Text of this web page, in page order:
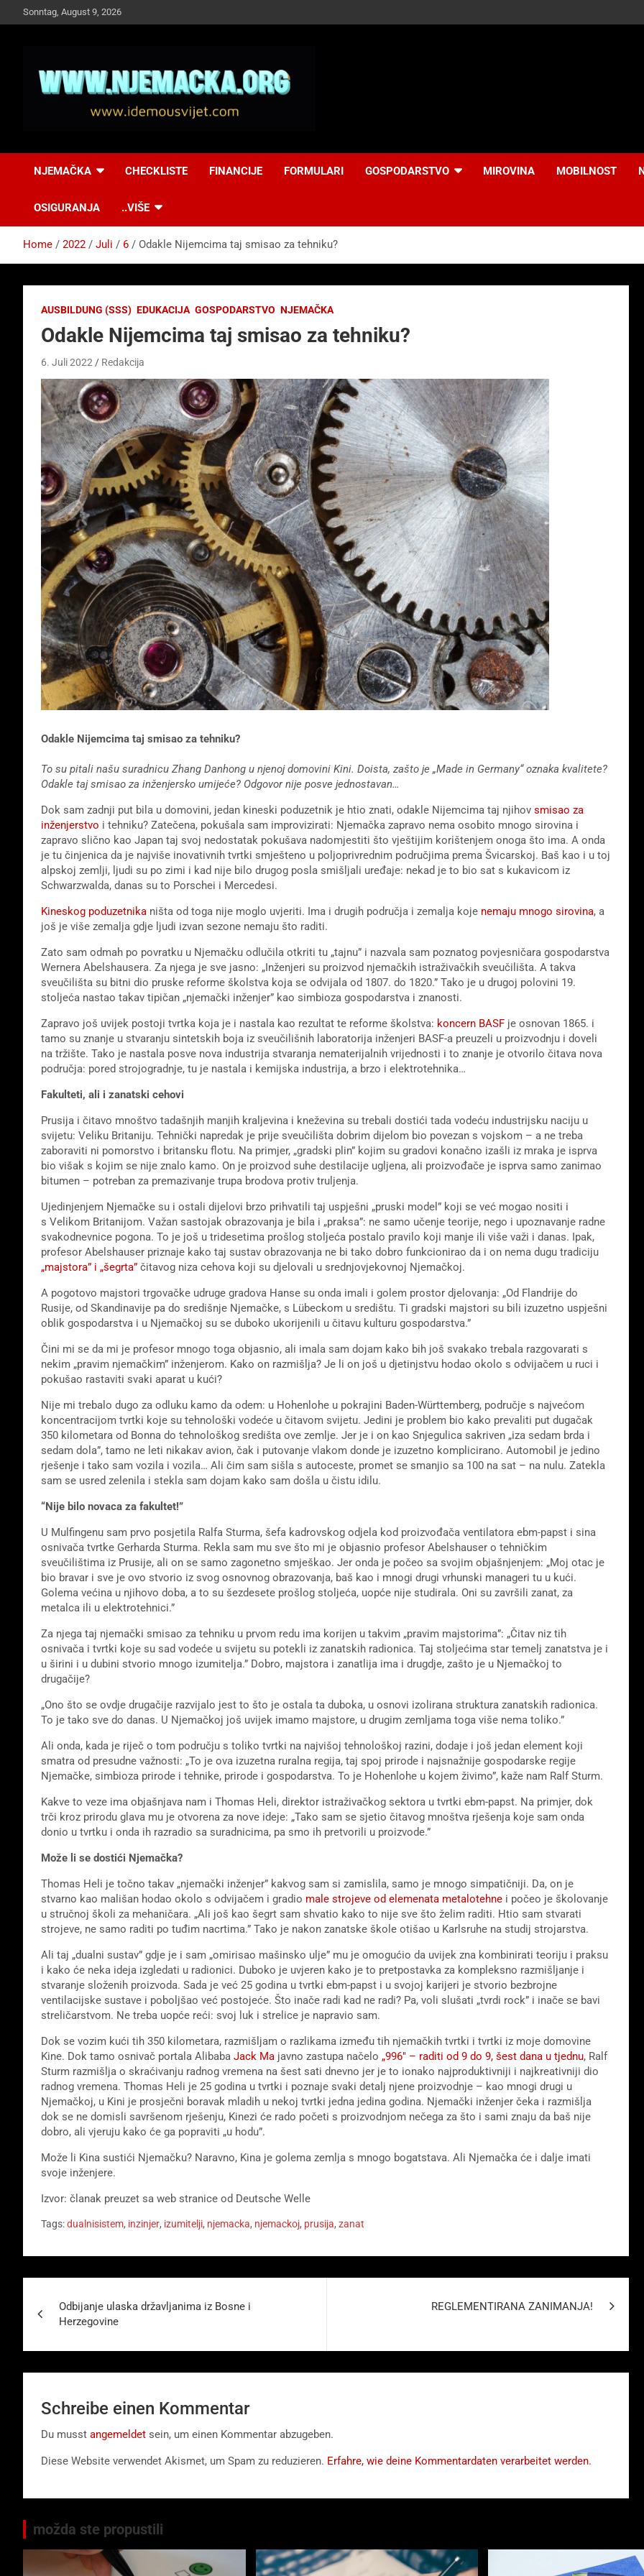
to
Sonntag, August 9, 2026
Idemo u Svijet-
NJEMAČKA CHECKLISTE FINANCIJE FORMULARI GOSPODARSTVO MIROVINA MOBILNOST
OSIGURANJA ..VIŠE
Home 2022 Juli 6 Odakle Nijemcima taj smisao za tehniku?
AUSBILDUNG (SSS) EDUKACIJA GOSPODARSTVO NJEMAČKA
Odakle Nijemcima taj smisao za tehniku?
6. Juli 2022 Redakcija
Odakle Nijemcima taj smisao za tehniku?
To su pitali našu suradnicu Zhang Danhong u njenoj domovini Kini. Doista, zašto je „Made in Germany“ oznaka kvalitete?
Odakle taj smisao za inženjersko umijeće? Odgovor nije posve jednostavan…
Dok sam zadnji put bila u domovini, jedan kineski poduzetnik je htio znati, odakle Nijemcima taj njihov smisao za
inženjerstvo i tehniku? Zatečena, pokušala sam improvizirati: Njemačka zapravo nema osobito mnogo sirovina i
zapravo slično kao Japan taj svoj nedostatak pokušava nadomjestiti što vještijim korištenjem onoga što ima. A onda
je tu činjenica da je najviše inovativnih tvrtki smješteno u poljoprivrednim područjima prema Švicarskoj. Baš kao i u toj
alpskoj zemlji, ljudi su po zimi i kad nije bilo drugog posla smišljali uređaje: nekad je to bio sat s kukavicom iz
Schwarzwalda, danas su to Porschei i Mercedesi.
Kineskog poduzetnika ništa od toga nije moglo uvjeriti. Ima i drugih područja i zemalja koje nemaju mnogo sirovina, a
još je više zemalja gdje ljudi izvan sezone nemaju što raditi.
Zato sam odmah po povratku u Njemačku odlučila otkriti tu „tajnu” i nazvala sam poznatog povjesničara gospodarstva
Wernera Abelshausera. Za njega je sve jasno: „Inženjeri su proizvod njemačkih istraživačkih sveučilišta. A takva
sveučilišta su bitni dio pruske reforme školstva koja se odvijala od 1807. do 1820.” Tako je u drugoj polovini 19.
stoljeća nastao takav tipičan „njemački inženjer” kao simbioza gospodarstva i znanosti.
Zapravo još uvijek postoji tvrtka koja je i nastala kao rezultat te reforme školstva: koncern BASF je osnovan 1865. i
tamo su znanje u stvaranju sintetskih boja iz sveučilišnih laboratorija inženjeri BASF-a preuzeli u proizvodnju i doveli
na tržište. Tako je nastala posve nova industrija stvaranja nematerijalnih vrijednosti i to znanje je otvorilo čitava nova
područja: pored strojogradnje, tu je nastala i kemijska industrija, a brzo i elektrotehnika…
Fakulteti, ali i zanatski cehovi
Prusija i čitavo mnoštvo tadašnjih manjih kraljevina i kneževina su trebali dostići tada vodeću industrijsku naciju u
svijetu: Veliku Britaniju. Tehnički napredak je prije sveučilišta dobrim dijelom bio povezan s vojskom – a ne treba
zaboraviti ni pomorstvo i britansku flotu. Na primjer, „gradski plin” kojim su gradovi konačno izašli iz mraka je isprva
bio višak s kojim se nije znalo kamo. On je proizvod suhe destilacije ugljena, ali proizvođače je isprva samo zanimao
bitumen – potreban za premazivanje trupa brodova protiv truljenja.
Ujedinjenjem Njemačke su i ostali dijelovi brzo prihvatili taj uspješni „pruski model” koji se već mogao nositi i
s Velikom Britanijom. Važan sastojak obrazovanja je bila i „praksa”: ne samo učenje teorije, nego i upoznavanje radne
svakodnevnice pogona. To je još u tridesetima prošlog stoljeća postalo pravilo koji manje ili više važi i danas. Ipak,
profesor Abelshauser priznaje kako taj sustav obrazovanja ne bi tako dobro funkcionirao da i on nema dugu tradiciju
„majstora” i „šegrta” čitavog niza cehova koji su djelovali u srednjovjekovnoj Njemačkoj.
A pogotovo majstori trgovačke udruge gradova Hanse su onda imali i golem prostor djelovanja: „Od Flandrije do
Rusije, od Skandinavije pa do središnje Njemačke, s Lübeckom u središtu. Ti gradski majstori su bili izuzetno uspješni
oblik gospodarstva i u Njemačkoj su se duboko ukorijenili u čitavu kulturu gospodarstva.”
Čini mi se da mi je profesor mnogo toga objasnio, ali imala sam dojam kako bih još svakako trebala razgovarati s
nekim „pravim njemačkim” inženjerom. Kako on razmišlja? Je li on još u djetinjstvu hodao okolo s odvijačem u ruci i
pokušao rastaviti svaki aparat u kući?
Nije mi trebalo dugo za odluku kamo da odem: u Hohenlohe u pokrajini Baden-Württemberg, područje s najvećom
koncentracijom tvrtki koje su tehnološki vodeće u čitavom svijetu. Jedini je problem bio kako prevaliti put dugačak
350 kilometara od Bonna do tehnološkog središta ove zemlje. Jer je i on kao Snjegulica sakriven „iza sedam brda i
sedam dola”, tamo ne leti nikakav avion, čak i putovanje vlakom donde je izuzetno komplicirano. Automobil je jedino
rješenje i tako sam vozila i vozila… Ali čim sam sišla s autoceste, promet se smanjio sa 100 na sat – na nulu. Zatekla
sam se usred zelenila i stekla sam dojam kako sam došla u čistu idilu.
“Nije bilo novaca za fakultet!”
U Mulfingenu sam prvo posjetila Ralfa Sturma, šefa kadrovskog odjela kod proizvođača ventilatora ebm-papst i sina
osnivača tvrtke Gerharda Sturma. Rekla sam mu sve što mi je objasnio profesor Abelshauser o tehničkim
sveučilištima iz Prusije, ali on se samo zagonetno smješkao. Jer onda je počeo sa svojim objašnjenjem: „Moj otac je
bio bravar i sve je ovo stvorio iz svog osnovnog obrazovanja, baš kao i mnogi drugi vrhunski manageri tu u kući.
Golema većina u njihovo doba, a to su šezdesete prošlog stoljeća, uopće nije studirala. Oni su završili zanat, za
metalca ili u elektrotehnici.”
Za njega taj njemački smisao za tehniku u prvom redu ima korijen u takvim „pravim majstorima”: „Čitav niz tih
osnivača i tvrtki koje su sad vodeće u svijetu su potekli iz zanatskih radionica. Taj stoljećima star temelj zanatstva je i
u širini i u dubini stvorio mnogo izumitelja.” Dobro, majstora i zanatlija ima i drugdje, zašto je u Njemačkoj to
drugačije?
„Ono što se ovdje drugačije razvijalo jest to što je ostala ta duboka, u osnovi izolirana struktura zanatskih radionica.
To je tako sve do danas. U Njemačkoj još uvijek imamo majstore, u drugim zemljama toga više nema toliko.”
Ali onda, kada je riječ o tom području s toliko tvrtki na najvišoj tehnološkoj razini, dodaje i još jedan element koji
smatra od presudne važnosti: „To je ova izuzetna ruralna regija, taj spoj prirode i najsnažnije gospodarske regije
Njemačke, simbioza prirode i tehnike, prirode i gospodarstva. To je Hohenlohe u kojem živimo”, kaže nam Ralf Sturm.
Kakve to veze ima objašnjava nam i Thomas Heli, direktor istraživačkog sektora u tvrtki ebm-papst. Na primjer, dok
trči kroz prirodu glava mu je otvorena za nove ideje: „Tako sam se sjetio čitavog mnoštva rješenja koje sam onda
donio u tvrtku i onda ih razradio sa suradnicima, pa smo ih pretvorili u proizvode.”
Može li se dostići Njemačka?
Thomas Heli je točno takav „njemački inženjer” kakvog sam si zamislila, samo je mnogo simpatičniji. Da, on je
stvarno kao mališan hodao okolo s odvijačem i gradio male strojeve od elemenata metalotehne i počeo je školovanje
u stručnoj školi za mehaničara. „Ali još kao šegrt sam shvatio kako to nije sve što želim raditi. Htio sam stvarati
strojeve, ne samo raditi po tuđim nacrtima.” Tako je nakon zanatske škole otišao u Karlsruhe na studij strojarstva.
Ali taj „dualni sustav” gdje je i sam „omirisao mašinsko ulje” mu je omogućio da uvijek zna kombinirati teoriju i praksu
i kako će neka ideja izgledati u radionici. Duboko je uvjeren kako je to pretpostavka za kompleksno razmišljanje i
stvaranje složenih proizvoda. Sada je već 25 godina u tvrtki ebm-papst i u svojoj karijeri je stvorio bezbrojne
ventilacijske sustave i poboljšao već postojeće. Što inače radi kad ne radi? Pa, voli slušati „tvrdi rock” i inače se bavi
streličarstvom. Ne treba uopće reći: svoj luk i strelice je napravio sam.
Dok se vozim kući tih 350 kilometara, razmišljam o razlikama između tih njemačkih tvrtki i tvrtki iz moje domovine
Kine. Dok tamo osnivač portala Alibaba Jack Ma javno zastupa načelo „996″ – raditi od 9 do 9, šest dana u tjednu, Ralf
Sturm razmišlja o skraćivanju radnog vremena na šest sati dnevno jer je to ionako najproduktivniji i najkreativniji dio
radnog vremena. Thomas Heli je 25 godina u tvrtki i poznaje svaki detalj njene proizvodnje – kao mnogi drugi u
Njemačkoj, u Kini je prosječni boravak mladih u nekoj tvrtki jedna jedina godina. Njemački inženjer čeka i razmišlja
dok se ne domisli savršenom rješenju, Kinezi će rado početi s proizvodnjom nečega za što i sami znaju da baš nije
dobro, ali vjeruju kako će ga popraviti „u hodu”.
Može li Kina sustići Njemačku? Naravno, Kina je golema zemlja s mnogo bogatstava. Ali Njemačka će i dalje imati
svoje inženjere.
Izvor: članak preuzet sa web stranice od Deutsche Welle
Tags:dualnisistem, inzinjer, izumitelji, njemacka, njemackoj, prusija, zanat
Odbijanje ulaska državljanima iz Bosne i
Herzegovine
REGLEMENTIRANA ZANIMANJA!
Schreibe einen Kommentar
Du musst angemeldet sein, um einen Kommentar abzugeben.
Diese Website verwendet Akismet, um Spam zu reduzieren. Erfahre, wie deine Kommentardaten verarbeitet werden.
možda ste propustili